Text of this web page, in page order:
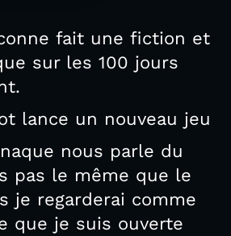
fait une fiction et
sur les 100 jours
lance un nouveau jeu
nous parle du
pas le même que le
je regarderai comme
que je suis ouverte